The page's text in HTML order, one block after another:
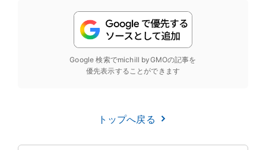
Google 検索でmichill byGMOの記事を
優先表示することができます
トップへ戻る